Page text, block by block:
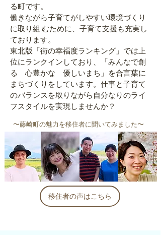
る町です。
働きながら子育てがしやすい環境づくり
に取り組 むために、子育て支援も充実し
ております。
東北版「街の幸福度ランキング」では上
位にランクインしており、「みんなで創
る 心豊かな 優しいまち」を合言葉に
まちづくりをしています。仕事と子育て
のバランスを取りながら自分なりのライ
フスタイルを実現しませんか？
​〜藤崎町の魅力を移住者に聞いてみました〜
移住者の声はこちら